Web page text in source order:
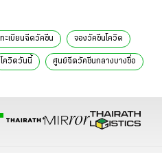
ะเบียนฉีดวัคซีน จองวัคซีนโควิด
โควิดวันนี้ ศูนย์ฉีดวัคซีนกลางบางซื่อ